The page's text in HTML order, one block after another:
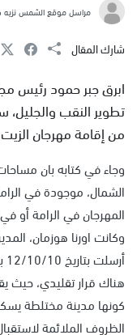
مراسل موقع الشمس نزيه
شارك المقال
ابرق جبر حمود رئيس
تطوير النقب
من إقامة مهرجان
وجاء في كتابه بان
الشمال، موجودة في
المهرجان في الرامة أو
وكانت اورنا هوزمان،
هناك قرار تقليدي، حيث
كونها مدينة مختلطة
الظروف الملائمة